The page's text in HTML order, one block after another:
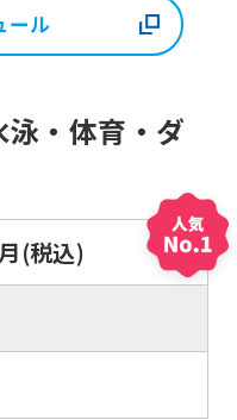
ール
泳・体育・ダ
(税込)